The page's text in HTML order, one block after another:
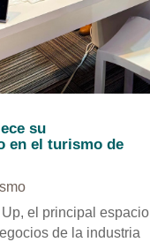
su
en el turismo de
el principal espacio
de la industria